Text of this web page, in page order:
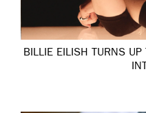
BILLIE EILISH TURNS UP